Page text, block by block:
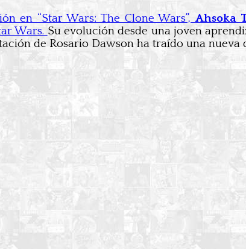
en “Star Wars: The Clone Wars”, Ahsoka
Wars. Su evolución desde una joven
de Rosario Dawson ha traído una